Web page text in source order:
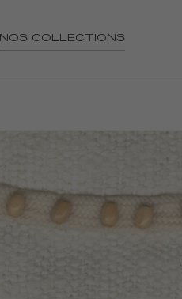
NOS COLLECTIONS